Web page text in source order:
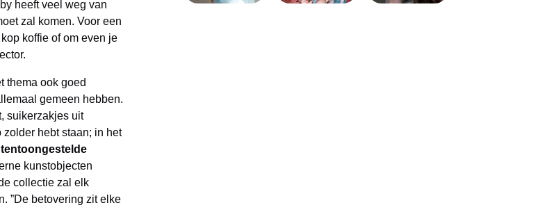
heeft veel weg van
zal komen. Voor een
koffie of om even je
thema ook goed
gemeen hebben.
suikerzakjes uit
hebt staan; in het
tentoongestelde
kunstobjecten
collectie zal elk
”De betovering zit elke